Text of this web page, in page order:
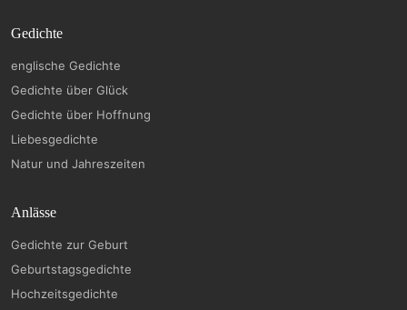
Gedichte
englische Gedichte
Gedichte über Glück
Gedichte über Hoffnung
Liebesgedichte
Natur und Jahreszeiten
Anlässe
Gedichte zur Geburt
Geburtstagsgedichte
Hochzeitsgedichte